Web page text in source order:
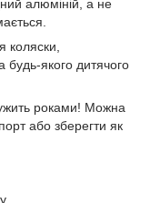
алюміній, а не
коляски,
будь-якого дитячого
роками! Можна
або зберегти як